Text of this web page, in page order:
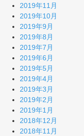
2019年11月
2019年10月
2019年9月
2019年8月
2019年7月
2019年6月
2019年5月
2019年4月
2019年3月
2019年2月
2019年1月
2018年12月
2018年11月